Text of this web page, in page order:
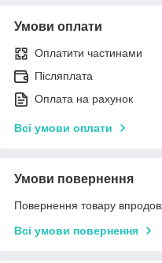
Умови оплати
Оплатити частинами
Післяплата
Оплата на рахунок
Всі умови оплати
Умови повернення
Повернення товару
Всі умови повернення